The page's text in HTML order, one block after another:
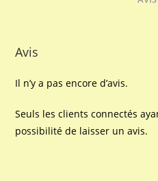
Avis
Il n’y a pas encore d’avis.
Seuls les clients connectés
possibilité de laisser un avis.